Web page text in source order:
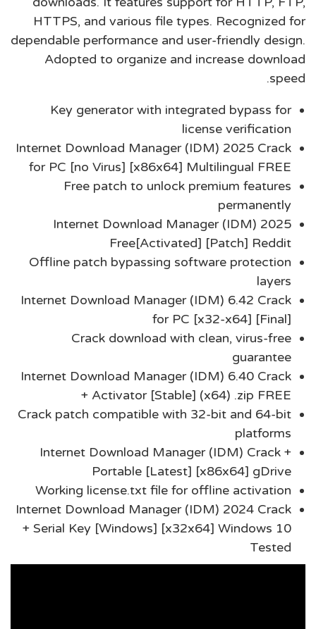
HTTPS, and various file types. Recognized for
dependable performance and user-friendly design.
Adopted to organize and increase download
speed.
Key generator with integrated bypass for
license verification
Internet Download Manager (IDM) 2025 Crack
for PC [no Virus] [x86x64] Multilingual FREE
Free patch to unlock premium features
permanently
Internet Download Manager (IDM) 2025
Free[Activated] [Patch] Reddit
Offline patch bypassing software protection
layers
Internet Download Manager (IDM) 6.42 Crack
for PC [x32-x64] [Final]
Crack download with clean, virus-free
guarantee
Internet Download Manager (IDM) 6.40 Crack
+ Activator [Stable] (x64) .zip FREE
Crack patch compatible with 32-bit and 64-bit
platforms
Internet Download Manager (IDM) Crack +
Portable [Latest] [x86x64] gDrive
Working license.txt file for offline activation
Internet Download Manager (IDM) 2024 Crack
+ Serial Key [Windows] [x32x64] Windows 10
Tested